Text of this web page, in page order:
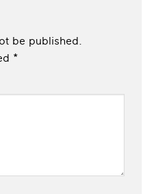
be published.
*